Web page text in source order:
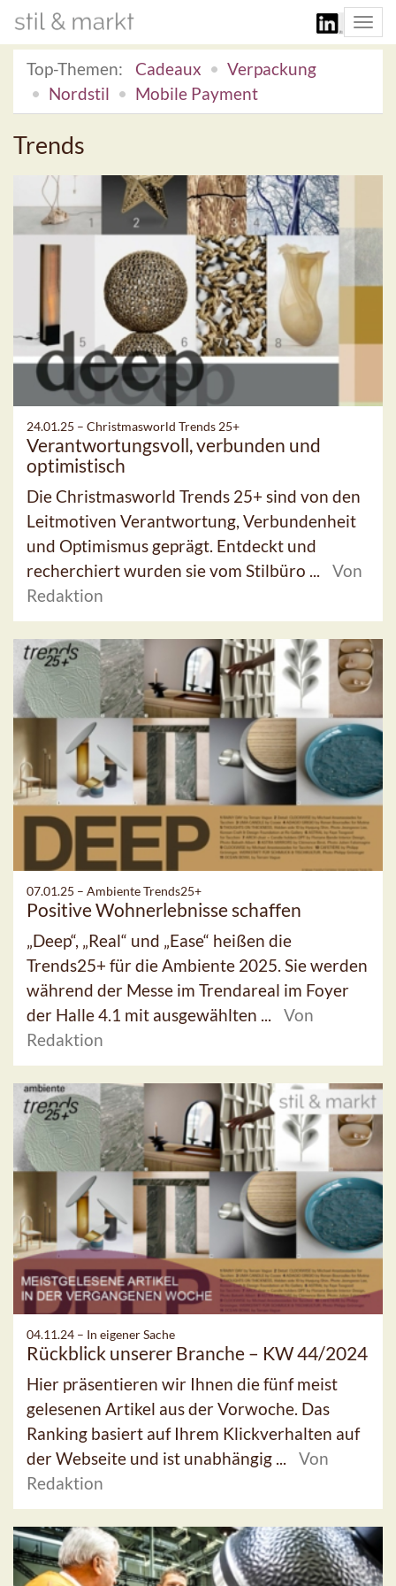
Top-Themen:
Cadeaux
Verpackung
Nordstil
Mobile Payment
Trends
24.01.25 – Christmasworld Trends 25+
Verantwortungsvoll, verbunden und
optimistisch
Die Christmasworld Trends 25+ sind von den
Leitmotiven Verantwortung, Verbundenheit
und Optimismus geprägt. Entdeckt und
recherchiert wurden sie vom Stilbüro ...
Von
Redaktion
07.01.25 – Ambiente Trends25+
Positive Wohnerlebnisse schaffen
„Deep“, „Real“ und „Ease“ heißen die
Trends25+ für die Ambiente 2025. Sie werden
während der Messe im Trendareal im Foyer
der Halle 4.1 mit ausgewählten ...
Von
Redaktion
04.11.24 – In eigener Sache
Rückblick unserer Branche – KW 44/2024
Hier präsentieren wir Ihnen die fünf meist
gelesenen Artikel aus der Vorwoche. Das
Ranking basiert auf Ihrem Klickverhalten auf
der Webseite und ist unabhängig ...
Von
Redaktion